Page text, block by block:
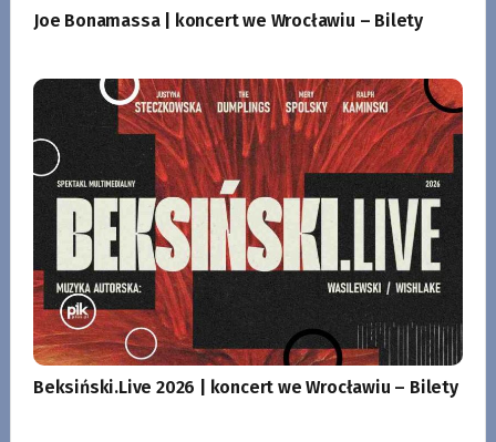
Joe Bonamassa | koncert we Wrocławiu – Bilety
Beksiński.Live 2026 | koncert we Wrocławiu – Bilety